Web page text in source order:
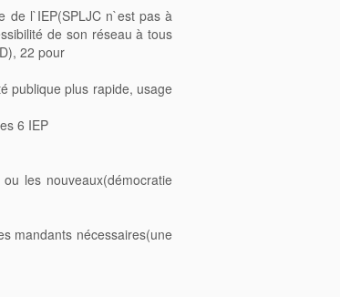
de l`IEP(SPLJC n`est pas à
de son réseau à tous
22 pour
publique plus rapide, usage
6 IEP
les nouveaux(démocratie
mandants nécessaires(une